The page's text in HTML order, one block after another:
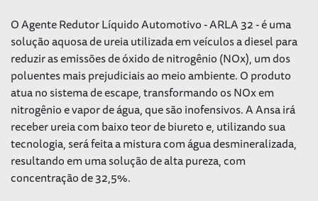
O Agente Redutor Líquido Automotivo - ARLA 32 - é uma
solução aquosa de ureia utilizada em veículos a diesel para
reduzir as emissões de óxido de nitrogênio (NOx), um dos
poluentes mais prejudiciais ao meio ambiente. O produto
atua no sistema de escape, transformando os NOx em
nitrogênio e vapor de água, que são inofensivos. A Ansa irá
receber ureia com baixo teor de biureto e, utilizando sua
tecnologia, será feita a mistura com água desmineralizada,
resultando em uma solução de alta pureza, com
concentração de 32,5%.